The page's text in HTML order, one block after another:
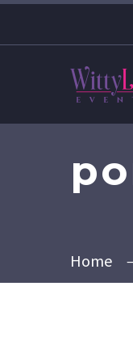
Home